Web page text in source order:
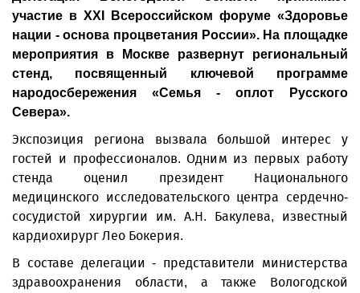
участие в XXI Всероссийском форуме «Здоровье
нации - основа процветания России». На площадке
мероприятия в Москве развернут региональный
стенд, посвященный ключевой программе
народосбережения «Семья - оплот Русского
Севера».
Экспозиция региона вызвала большой интерес у
гостей и профессионалов. Одним из первых работу
стенда оценил президент Национального
медицинского исследовательского центра сердечно-
сосудистой хирургии им. А.Н. Бакулева, известный
кардиохирург Лео Бокерия.
В составе делегации - представители министерства
здравоохранения области, а также Вологодской